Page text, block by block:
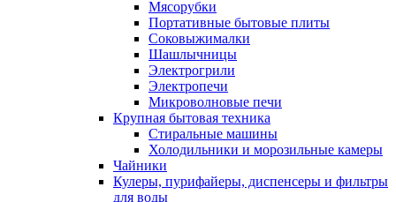
Мясорубки
Портативные бытовые плиты
Соковыжималки
Шашлычницы
Электрогрили
Электропечи
Микроволновые печи
Крупная бытовая техника
Стиральные машины
Холодильники и морозильные камеры
Чайники
Кулеры, пурифайеры, диспенсеры и фильтры
для воды